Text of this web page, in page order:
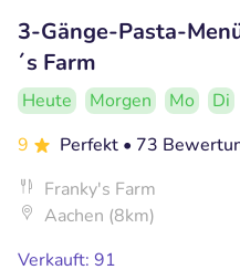
3-Gänge-Pasta-
´s Farm
Heute Morgen Mo Di
9
Perfekt • 73
Franky's Farm
Aachen (8km)
Verkauft: 91